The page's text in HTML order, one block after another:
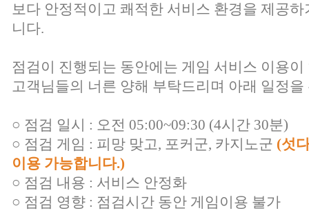
보다 안정적이고 쾌적한 서비스 환경을 제공
니다.
점검이 진행되는 동안에는 게임 서비스 이용
고객님들의 너른 양해 부탁드리며 아래 일정
○ 점검 일시 : 오전 05:00~09:30 (4시간 30분)
○ 점검 게임 : 피망 맞고, 포커군, 카지노군 (섯
이용 가능합니다.)
○ 점검 내용 : 서비스 안정화
○ 점검 영향 : 점검시간 동안 게임이용 불가